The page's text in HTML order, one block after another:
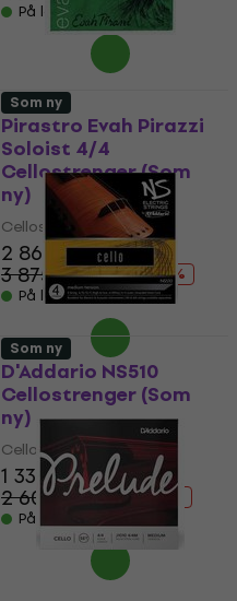
På lager
Pirastro Evah Pirazzi
Soloist 4/4
Cellostrenger (Som
ny)
Cellostrenger
2 869 NKr
3 875,46 NKr
- 26 %
På lager
Som ny
D'Addario NS510
Cellostrenger (Som
ny)
Cellostrenger
1 339 NKr
2 602,71 NKr
- 49 %
På lager
Som ny